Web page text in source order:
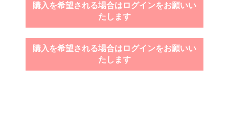
購入を希望される場合はログインをお願いい
たします
購入を希望される場合はログインをお願いい
たします